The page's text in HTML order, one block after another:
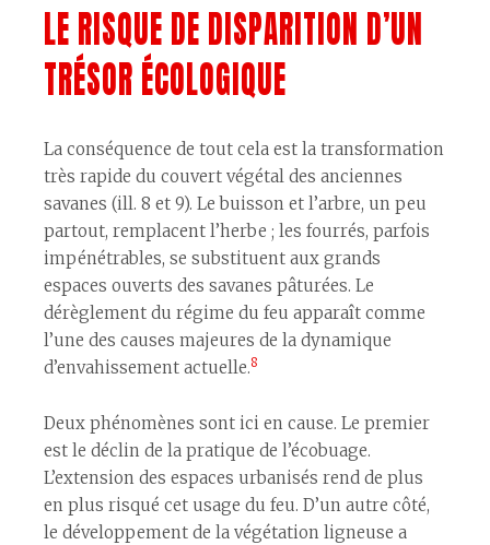
LE RISQUE DE DISPARITION D’UN
TRÉSOR ÉCOLOGIQUE
La conséquence de tout cela est la transformation
très rapide du couvert végétal des anciennes
savanes (ill. 8 et 9). Le buisson et l’arbre, un peu
partout, remplacent l’herbe ; les fourrés, parfois
impénétrables, se substituent aux grands
espaces ouverts des savanes pâturées. Le
dérèglement du régime du feu apparaît comme
l’une des causes majeures de la dynamique
d’envahissement actuelle.8
Deux phénomènes sont ici en cause. Le premier
est le déclin de la pratique de l’écobuage.
L’extension des espaces urbanisés rend de plus
en plus risqué cet usage du feu. D’un autre côté,
le développement de la végétation ligneuse a